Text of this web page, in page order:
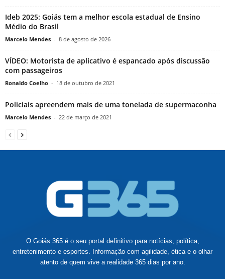
Ideb 2025: Goiás tem a melhor escola estadual de Ensino
Médio do Brasil
Marcelo Mendes - 8 de agosto de 2026
VÍDEO: Motorista de aplicativo é espancado após discussão
com passageiros
Ronaldo Coelho - 18 de outubro de 2021
Policiais apreendem mais de uma tonelada de supermaconha
Marcelo Mendes - 22 de março de 2021
O Goiás 365 é o seu portal definitivo para notícias, política,
entretenimento e esportes. Informação com agilidade, ética e o olhar
atento de quem vive a realidade 365 dias por ano.